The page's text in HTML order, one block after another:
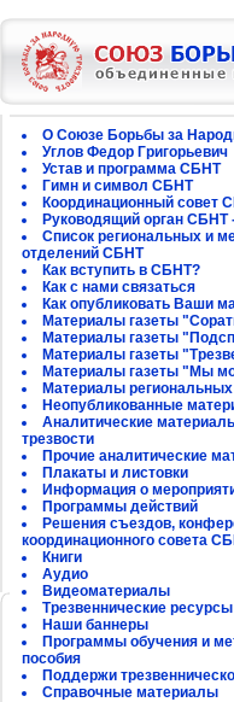
О Союзе Борьбы за
Углов Федор Григорьевич
Устав и программа СБНТ
Гимн и символ СБНТ
Координационный совет
Руководящий орган СБНТ
Список региональных и
отделений СБНТ
Как вступить в СБНТ?
Как с нами связаться
Как опубликовать Ваши
Материалы газеты
Материалы газеты
Материалы газеты
Материалы газеты "Мы
Материалы региональных
Неопубликованные
Аналитические
трезвости
Прочие аналитические
Плакаты и листовки
Информация о
Программы действий
Решения съездов,
координационного совета
Книги
Аудио
Видеоматериалы
Трезвеннические ресурсы
Наши баннеры
Программы обучения и
пособия
Поддержи
Справочные материалы